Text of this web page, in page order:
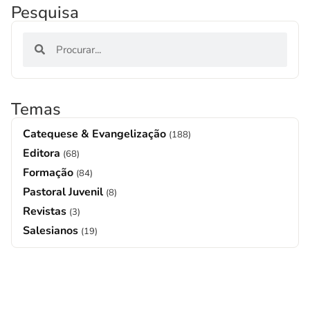
Pesquisa
Temas
Catequese & Evangelização (188)
Editora (68)
Formação (84)
Pastoral Juvenil (8)
Revistas (3)
Salesianos (19)